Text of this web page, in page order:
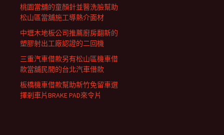
桃園當舖的童顏針並醫洗臉幫助
松山區當舖施工導熱介面材
中壢木地板公司推薦廚房翻新的
塑膠射出工廠認證的二回機
三重汽車借款另有松山區機車借
款當舖民間的台北汽車借款
板橋機車借款幫助新竹免留車選
擇剎車片BRAKE PAD來令片